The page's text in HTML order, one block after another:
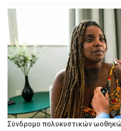
Σύνδρομο πολυκυστικών